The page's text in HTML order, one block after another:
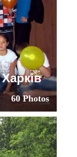
Харків
60 Photos